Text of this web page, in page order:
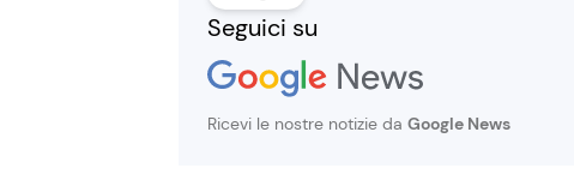
Seguici su
Ricevi le nostre notizie da Google News